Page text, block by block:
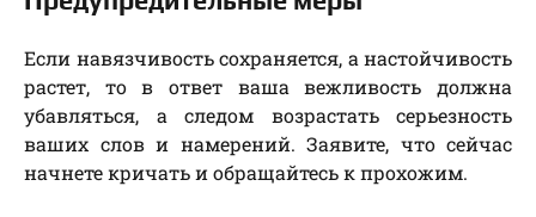
Если навязчивость сохраняется, а настойчивость
растет, то в ответ ваша вежливость должна
убавляться, а следом возрастать серьезность
ваших слов и намерений. Заявите, что сейчас
начнете кричать и обращайтесь к прохожим.